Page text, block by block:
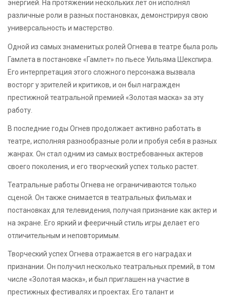
энергией. На протяжении нескольких лет он исполнял
различные роли в разных постановках, демонстрируя свою
универсальность и мастерство.
Одной из самых знаменитых ролей Огнева в театре была роль
Гамлета в постановке «Гамлет» по пьесе Уильяма Шекспира.
Его интерпретация этого сложного персонажа вызвала
восторг у зрителей и критиков, и он был награжден
престижной театральной премией «Золотая маска» за эту
работу.
В последние годы Огнев продолжает активно работать в
театре, исполняя разнообразные роли и пробуя себя в разных
жанрах. Он стал одним из самых востребованных актеров
своего поколения, и его творческий успех только растет.
Театральные работы Огнева не ограничиваются только
сценой. Он также снимается в театральных фильмах и
постановках для телевидения, получая признание как актер и
на экране. Его яркий и фееричный стиль игры делает его
отличительным и неповторимым.
Творческий успех Огнева отражается в его наградах и
признании. Он получил несколько театральных премий, в том
числе «Золотая маска», и был приглашен на участие в
престижных фестивалях и проектах. Его талант и